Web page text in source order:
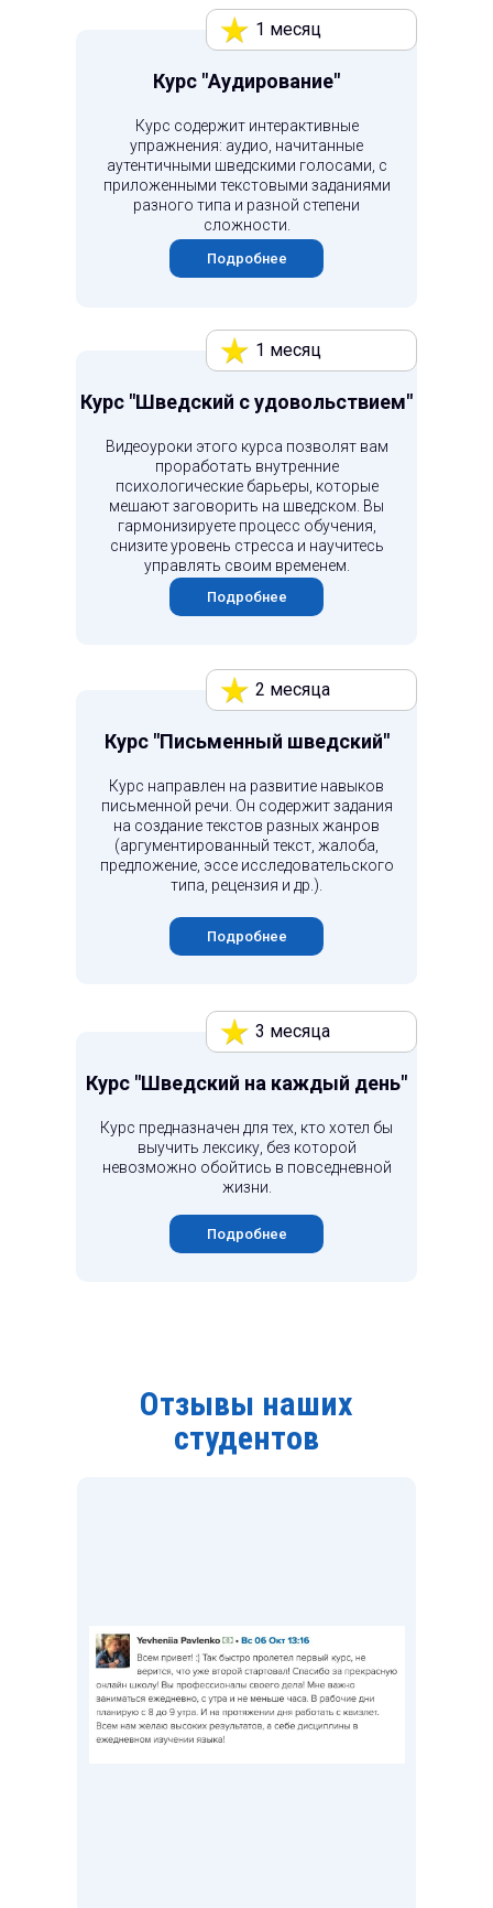
Курс "Шведский с удовольствием"
Видеоуроки этого курса позволят вам
проработать внутренние
психологические барьеры, которые
мешают заговорить на шведском. Вы
гармонизируете процесс обучения,
снизите уровень стресса и научитесь
управлять своим временем.
1 месяц
Подробнее
Курс "Аудирование"
Курс содержит интерактивные
упражнения: аудио, начитанные
аутентичными шведскими голосами, с
приложенными текстовыми заданиями
разного типа и разной степени
сложности.
1 месяц
Подробнее
Курс "Письменный шведский"
Курс направлен на развитие навыков
письменной речи. Он содержит задания
на создание текстов разных жанров
(аргументированный текст, жалоба,
предложение, эссе исследовательского
типа, рецензия и др.).
2 месяца
Подробнее
Курс "Шведский на каждый день"
Курс предназначен для тех, кто хотел бы
выучить лексику, без которой
невозможно обойтись в повседневной
жизни.
3 месяца
Подробнее
Отзывы наших
студентов